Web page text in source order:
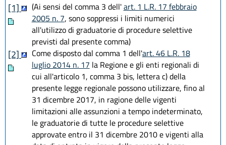
[1]
(Ai sensi del comma 3 dell'art. 1 L.R. 17 febbraio
2005 n. 7, sono soppressi i limiti numerici
all'utilizzo di graduatorie di procedure selettive
previsti dal presente comma)
[2] Come disposto dal comma 1 dell'art. 46 L.R. 18
luglio 2014 n. 17 la Regione e gli enti regionali di
cui all'articolo 1, comma 3 bis, lettera c) della
presente legge regionale possono utilizzare, fino al
31 dicembre 2017, in ragione delle vigenti
limitazioni alle assunzioni a tempo indeterminato,
le graduatorie di tutte le procedure selettive
approvate entro il 31 dicembre 2010 e vigenti alla